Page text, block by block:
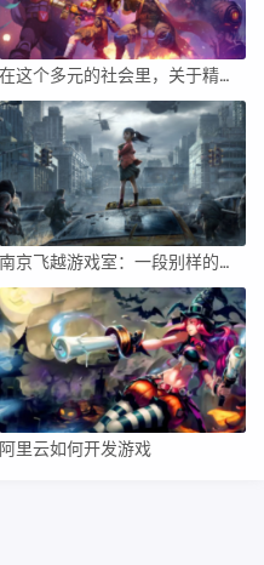
在这个多元的社会里，关于精致女人的标签被人们经常用来形容那些外表靓丽，举止得体，内含涵养的女性。在大家的固有观念中，这样的一类人在工作之余往往对打游戏的了解甚少或者不屑一顾。然而，我们不妨将视角稍稍调整，探索一下精致女人打游戏的世界会是什么样的。
南京飞越游戏室：一段别样的游戏之旅
阿里云如何开发游戏